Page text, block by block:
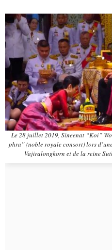
Le 28 juillet 2019, Sineenat “Koi”
phra” (noble royale consort) lors
Vajiralongkorn et de la reine